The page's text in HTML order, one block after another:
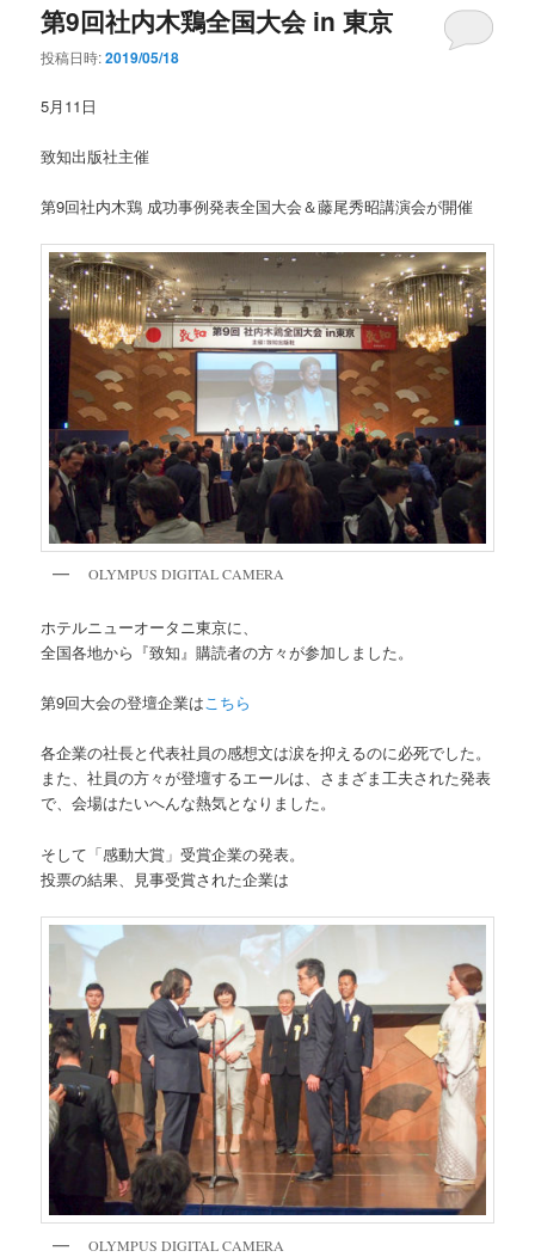
第9回社内木鶏全国大会 in 東京
投稿日時:2019/05/18
5月11日
致知出版社主催
第9回社内木鶏 成功事例発表全国大会＆藤尾秀昭講演会が開催
OLYMPUS DIGITAL CAMERA
ホテルニューオータニ東京に、
全国各地から『致知』購読者の方々が参加しました。
第9回大会の登壇企業はこちら
各企業の社長と代表社員の感想文は涙を抑えるのに必死でした。
また、社員の方々が登壇するエールは、さまざま工夫された発表
で、会場はたいへんな熱気となりました。
そして「感動大賞」受賞企業の発表。
投票の結果、見事受賞された企業は
OLYMPUS DIGITAL CAMERA